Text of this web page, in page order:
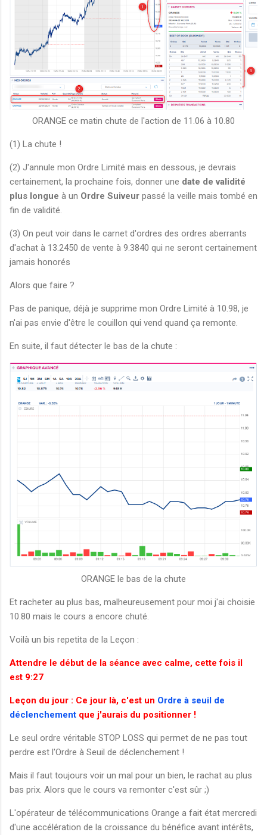
ORANGE ce matin chute de l'action de 11.06 à 10.80
(1) La chute !
(2) J'annule mon Ordre Limité mais en dessous, je devrais
certainement, la prochaine fois, donner une date de validité
plus longue à un Ordre Suiveur passé la veille mais tombé en
fin de validité.
(3) On peut voir dans le carnet d'ordres des ordres aberrants
d'achat à 13.2450 de vente à 9.3840 qui ne seront certainement
jamais honorés
Alors que faire ?
Pas de panique, déjà je supprime mon Ordre Limité à 10.98, je
n'ai pas envie d'être le couillon qui vend quand ça remonte.
En suite, il faut détecter le bas de la chute :
ORANGE le bas de la chute
Et racheter au plus bas, malheureusement pour moi j'ai choisie
10.80 mais le cours a encore chuté.
Voilà un bis repetita de la Leçon :
Attendre le début de la séance avec calme, cette fois il
est 9:27
Leçon du jour : Ce jour là, c'est un Ordre à seuil de
déclenchement que j'aurais du positionner !
Le seul ordre véritable STOP LOSS qui permet de ne pas tout
perdre est l'Ordre à Seuil de déclenchement !
Mais il faut toujours voir un mal pour un bien, le rachat au plus
bas prix. Alors que le cours va remonter c'est sûr ;)
L'opérateur de télécommunications Orange a fait état mercredi
d'une accélération de la croissance du bénéfice avant intérêts,